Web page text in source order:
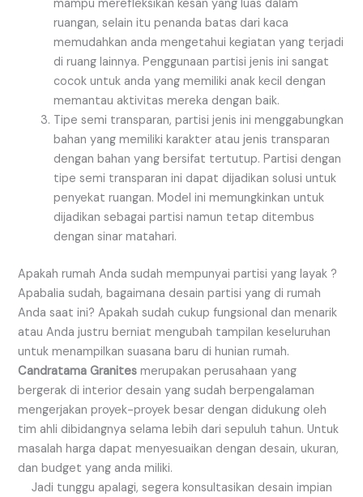
mampu merefleksikan kesan yang luas dalam
ruangan, selain itu penanda batas dari kaca
memudahkan anda mengetahui kegiatan yang terjadi
di ruang lainnya. Penggunaan partisi jenis ini sangat
cocok untuk anda yang memiliki anak kecil dengan
memantau aktivitas mereka dengan baik.
Tipe semi transparan, partisi jenis ini menggabungkan
bahan yang memiliki karakter atau jenis transparan
dengan bahan yang bersifat tertutup. Partisi dengan
tipe semi transparan ini dapat dijadikan solusi untuk
penyekat ruangan. Model ini memungkinkan untuk
dijadikan sebagai partisi namun tetap ditembus
dengan sinar matahari.
Apakah rumah Anda sudah mempunyai partisi yang layak ?
Apabalia sudah, bagaimana desain partisi yang di rumah
Anda saat ini? Apakah sudah cukup fungsional dan menarik
atau Anda justru berniat mengubah tampilan keseluruhan
untuk menampilkan suasana baru di hunian rumah.
Candratama Granites merupakan perusahaan yang
bergerak di interior desain yang sudah berpengalaman
mengerjakan proyek-proyek besar dengan didukung oleh
tim ahli dibidangnya selama lebih dari sepuluh tahun. Untuk
masalah harga dapat menyesuaikan dengan desain, ukuran,
dan budget yang anda miliki.
Jadi tunggu apalagi, segera konsultasikan desain impian